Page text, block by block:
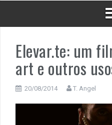
Elevar.te: um
art e outros
20/08/2014 T. Angel